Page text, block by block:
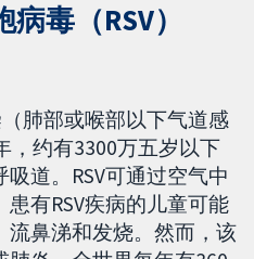
毒（RSV）
肺部或喉部以下气道感
，约有3300万五岁以下
道。RSV可通过空气中
有RSV疾病的儿童可能
流鼻涕和发烧。然而，该